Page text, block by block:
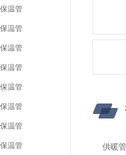
温管
温管
温管
温管
温管
温管
温管
温管
供暖